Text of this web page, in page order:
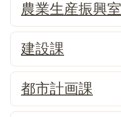
農業生産振興室
建設課
都市計画課